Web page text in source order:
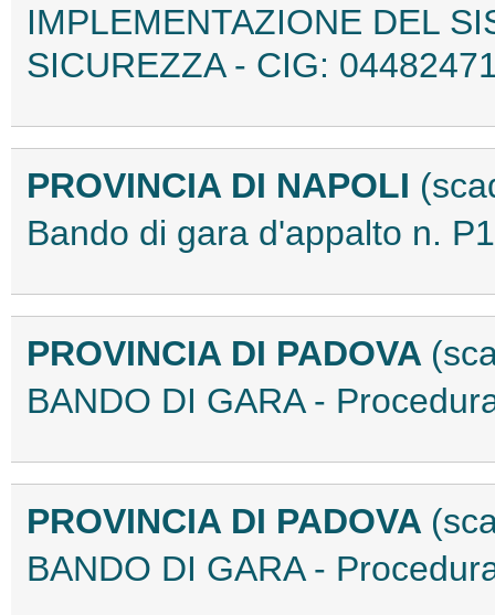
IMPLEMENTAZIONE DEL
SICUREZZA - CIG:
PROVINCIA DI NAPOLI
Bando di gara d'appalto n.
PROVINCIA DI PADOVA
BANDO DI GARA -
PROVINCIA DI PADOVA
BANDO DI GARA -